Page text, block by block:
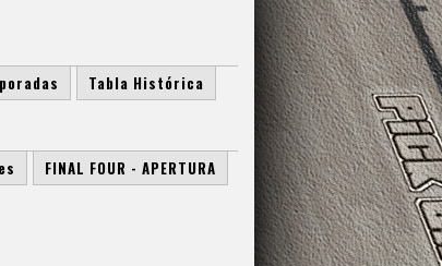
Tabla Histórica
FINAL FOUR - APERTURA